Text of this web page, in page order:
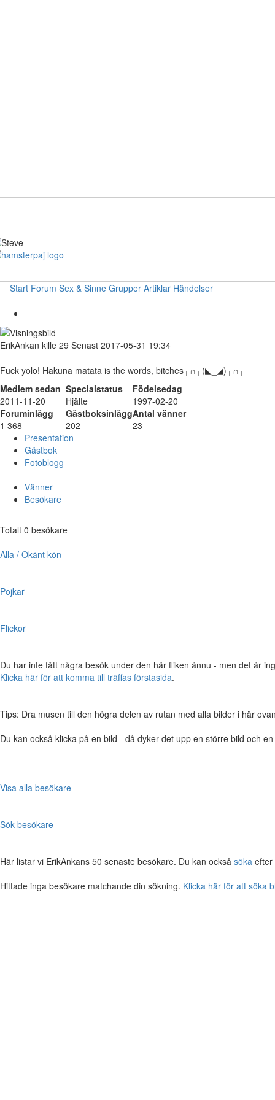
Start Forum Sex & Sinne Grupper Artiklar Händelser
ErikAnkan kille 29 Senast 2017-05-31 19:34
Fuck yolo! Hakuna matata is the words, bitches┌∩┐(◣_◢)┌∩┐
Medlem sedan Specialstatus
Födelsedag
2011-11-20
Hjälte
1997-02-20
Foruminlägg
GästboksinläggAntal vänner
1 368
202
23
Presentation
Gästbok
Fotoblogg
Vänner
Besökare
Totalt 0 besökare
Alla / Okänt kön
Pojkar
Flickor
Du har inte fått några besök under den här fliken ännu - men det är
Klicka här för att komma till träffas förstasida.
Tips: Dra musen till den högra delen av rutan med alla bilder i här
Du kan också klicka på en bild - då dyker det upp en större bild och
Visa alla besökare
Sök besökare
Här listar vi ErikAnkans 50 senaste besökare. Du kan också söka efter
Hittade inga besökare matchande din sökning. Klicka här för att söka